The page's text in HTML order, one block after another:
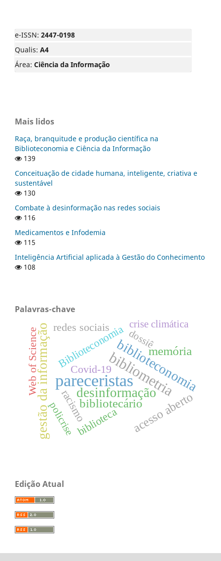
e-ISSN: 2447-0198
Qualis: A4
Área: Ciência da Informação
Mais lidos
Raça, branquitude e produção científica na
Biblioteconomia e Ciência da Informação
139
Conceituação de cidade humana, inteligente, criativa e
sustentável
130
Combate à desinformação nas redes sociais
116
Medicamentos e Infodemia
115
Inteligência Artificial aplicada à Gestão do Conhecimento
108
Palavras-chave
pareceristasbibliometria
desinformação
biblioteconomia
gestão da informação acesso aberto
bibliotecário
memória
Biblioteconomia
racismobiblioteca
Web of Science redes sociais
Covid-19
dossiê
policrise
crise climática
Edição Atual